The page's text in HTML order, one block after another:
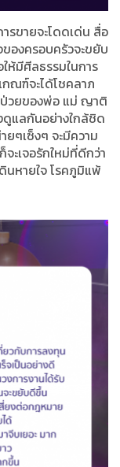
รขายจะโดดเด่น สื่อ
องครอบครัวจะขยับ
ห้มีศีลธรรมในการ
ณฑ์จะได้โชคลาภ
ป่วยของพ่อ แม่ ญาติ
แลกันอย่างใกล้ชิด
ๆเซ็งๆ จะมีความ
ะเจอรักใหม่ที่ดีกว่า
นหายใจ โรคภูมิแพ้